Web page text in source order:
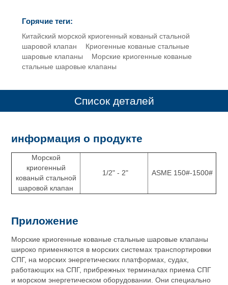
Горячие теги:
Китайский морской криогенный кованый стальной
шаровой клапан
Криогенные кованые стальные
шаровые клапаны
Морские криогенные кованые
стальные шаровые клапаны
Список деталей
информация о продукте
Морской
криогенный
кованый стальной
шаровой клапан
1/2" - 2" ASME 150#-1500#
Приложение
Морские криогенные кованые стальные шаровые клапаны
широко применяются в морских системах транспортировки
СПГ, на морских энергетических платформах, судах,
работающих на СПГ, прибрежных терминалах приема СПГ
и морском энергетическом оборудовании. Они специально